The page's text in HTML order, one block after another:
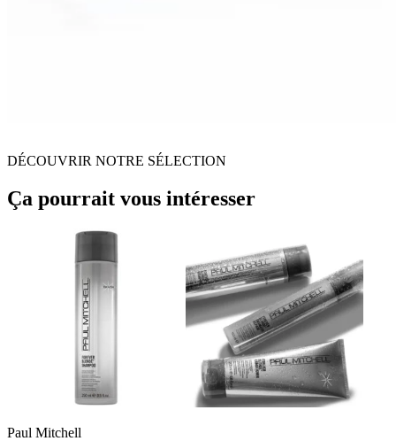
DÉCOUVRIR NOTRE SÉLECTION
Ça pourrait vous intéresser
Paul Mitchell